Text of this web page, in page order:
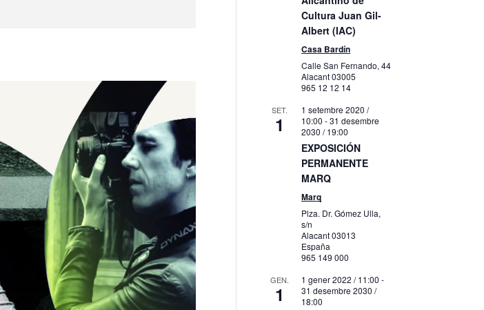
Cultura Juan Gil-
Albert (IAC)
Casa Bardín
Calle San Fernando, 44
Alacant03005
965 12 12 14
SET.
1
1 setembre 2020 /
10:00 -31 desembre
2030 / 19:00
EXPOSICIÓN
PERMANENTE
MARQ
Marq
Plza. Dr. Gómez Ulla,
s/n
Alacant03013
España
965 149 000
GEN.
1
1 gener 2022 / 11:00 -
31 desembre 2030 /
18:00